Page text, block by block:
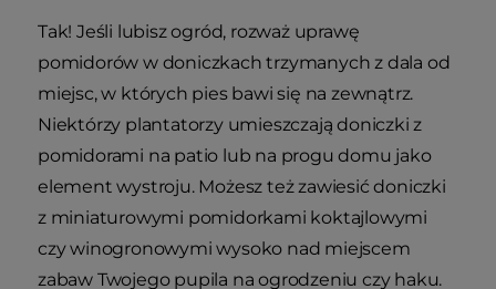
Tak! Jeśli lubisz ogród, rozważ uprawę
pomidorów w doniczkach trzymanych z dala od
miejsc, w których pies bawi się na zewnątrz.
Niektórzy plantatorzy umieszczają doniczki z
pomidorami na patio lub na progu domu jako
element wystroju. Możesz też zawiesić doniczki
z miniaturowymi pomidorkami koktajlowymi
czy winogronowymi wysoko nad miejscem
zabaw Twojego pupila na ogrodzeniu czy haku.